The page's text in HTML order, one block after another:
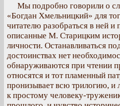
Мы подробно говорили о
«Богдан Хмельницкий» для
читателю разобраться в ней и
описанные М. Старицким
личности. Останавливаться
достоинствах нет
обнаруживаются при чтении
относятся и тот пламенный
пронизывает всю трилогию, и
к простому человеку-